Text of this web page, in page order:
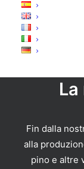
Fin dalla
alla
pino e altre